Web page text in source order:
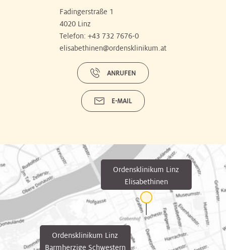
Fadingerstraße 1
4020 Linz
Telefon: +43 732 7676-0
elisabethinen@ordensklinikum.at
ANRUFEN
E-MAIL
Ordensklinikum Linz
Barmherzige Schwestern
Ordensklinikum Linz
Elisabethinen